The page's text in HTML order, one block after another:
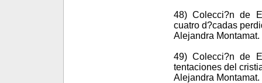
48) Colecci?n de
cuatro d?cadas
Alejandra
49) Colecci?n de
tentaciones del
Alejandra